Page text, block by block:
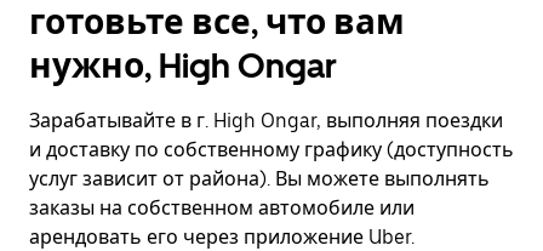
готовьте все, что вам
нужно, High Ongar
Зарабатывайте в г. High Ongar, выполняя поездки
и доставку по собственному графику (доступность
услуг зависит от района). Вы можете выполнять
заказы на собственном автомобиле или
арендовать его через приложение Uber.